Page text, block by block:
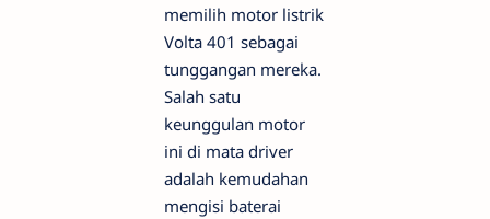
memilih motor listrik
Volta 401 sebagai
tunggangan mereka.
Salah satu
keunggulan motor
ini di mata driver
adalah kemudahan
mengisi baterai